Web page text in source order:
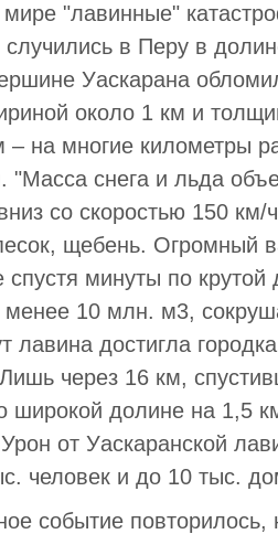
"лавинные"
в Перу в
Уаскарана
около 1 км и
– на многие километры
"Масса снега и льда
со скоростью 150 км/
щебень. Огромный
спустя минуты по крутой
10 млн. м3,
лавина достигла
через 16 км,
широкой долине на 1,5
от Уаскаранской
человек и до 10 тыс.
событие повторилось,